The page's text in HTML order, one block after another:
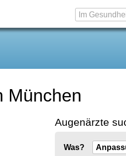
München
Augenärzte
Was?